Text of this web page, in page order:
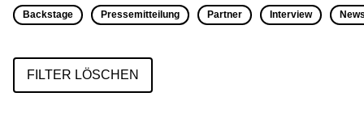
Backstage Pressemitteilung Partner Interview
FILTER LÖSCHEN